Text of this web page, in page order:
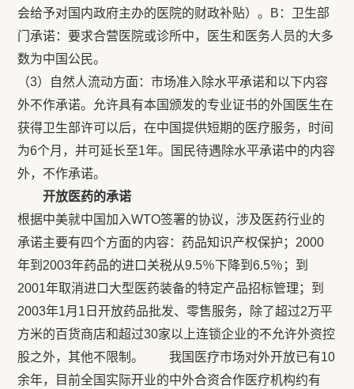
会给予对国内政府主办的医院的财政补贴）。B：卫生部
门承诺：要求合营医院或诊所中，医生和医务人员的大多
数为中国公民。
（3）自然人流动方面：市场准入除水平承诺和以下内容
外不作承诺。允许具有本国颁发的专业证书的外国医生在
获得卫生部许可以后，在中国提供短期的医疗服务，时间
为6个月，并可延长至1年。国民待遇除水平承诺中的内容
外，不作承诺。
开放医药的承诺
根据中美就中国加入WTO签署的协议，涉及医药行业的
承诺主要有四个方面的内容：药品知识产权保护；2000
年到2003年药品的进口关税从9.5％下降到6.5％；到
2001年取消进口大型医药装备的特定产品招标管理；到
2003年1月1日开放药品批发、零售服务，除了超过2万平
方米的百货商店和超过30家以上连锁企业的不允许外资控
股之外，其他不限制。 我国医疗市场对外开放已有10
余年，目前全国实际开业的中外合资合作医疗机构约有